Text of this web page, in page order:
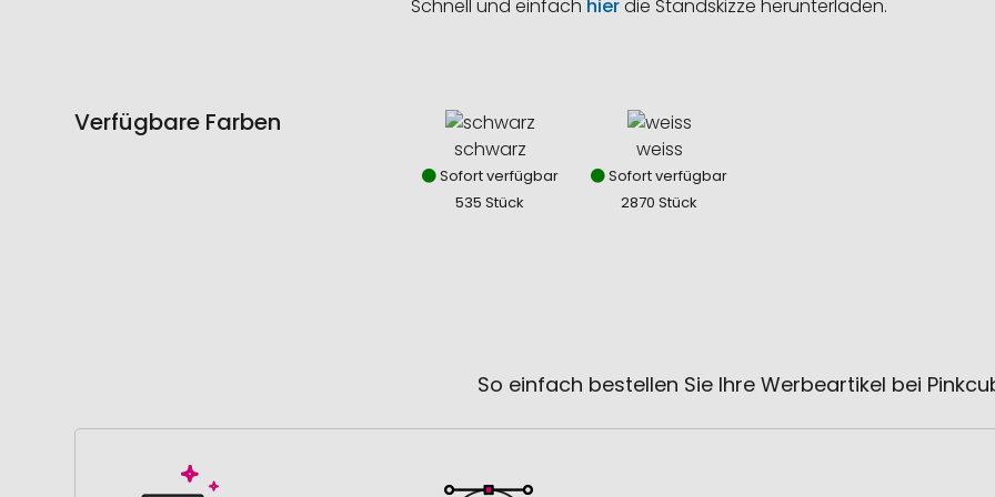
Schnell und einfach hierdie Standskizze herunterladen.
Verfügbare Farben
schwarz
Sofort verfügbar
535 Stück
weiss
Sofort verfügbar
2870 Stück
So einfach bestellen Sie Ihre Werbeartikel bei